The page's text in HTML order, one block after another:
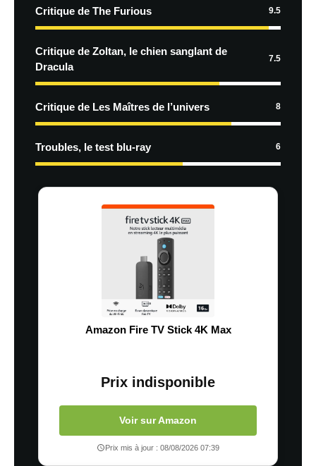
Critique de The Furious 9.5
Critique de Zoltan, le chien sanglant de
Dracula
7.5
Critique de Les Maîtres de l’univers 8
Troubles, le test blu-ray 6
Amazon Fire TV Stick 4K Max
Prix indisponible
Voir sur Amazon
Prix mis à jour : 08/08/2026 07:39